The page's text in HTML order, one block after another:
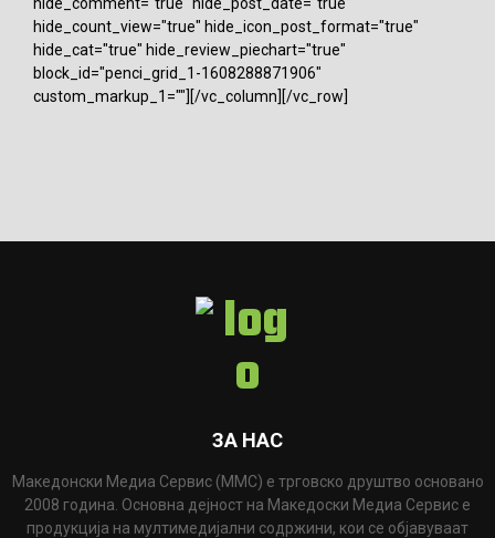
hide_count_view="true" hide_icon_post_format="true"
hide_cat="true" hide_review_piechart="true"
block_id="penci_grid_1-1608288871906"
custom_markup_1=""][/vc_column][/vc_row]
ЗА НАС
Македонски Медиа Сервис (ММС) е трговско друштво основано
2008 година. Основна дејност на Македоски Медиа Сервис е
продукција на мултимедијални содржини, кои се објавуваат